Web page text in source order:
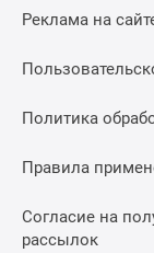
Реклама на
Политика
Правила
Согласие на
рассылок